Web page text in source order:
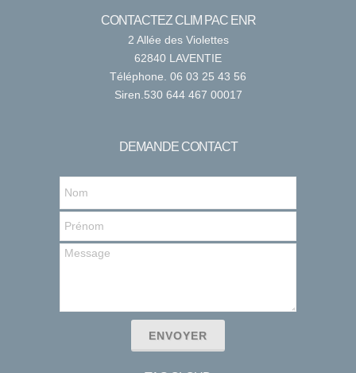
CONTACTEZ CLIM PAC ENR
2 Allée des Violettes
62840 LAVENTIE
Téléphone. 06 03 25 43 56
Siren.530 644 467 00017
DEMANDE CONTACT
ENVOYER